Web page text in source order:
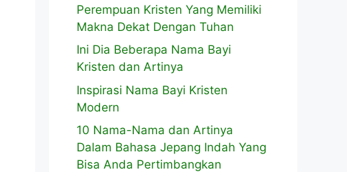
Perempuan Kristen Yang Memiliki
Makna Dekat Dengan Tuhan
Ini Dia Beberapa Nama Bayi
Kristen dan Artinya
Inspirasi Nama Bayi Kristen
Modern
10 Nama-Nama dan Artinya
Dalam Bahasa Jepang Indah Yang
Bisa Anda Pertimbangkan